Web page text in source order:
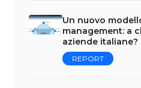
Un nuovo
management: a
aziende italiane?
REPORT